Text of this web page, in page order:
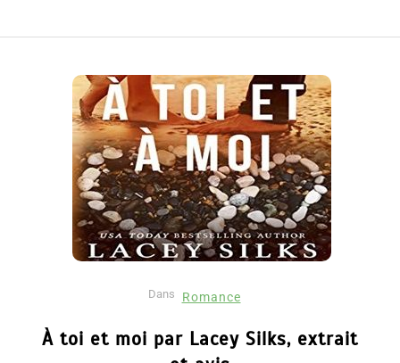
Dans Romance
À toi et moi par Lacey Silks, extrait